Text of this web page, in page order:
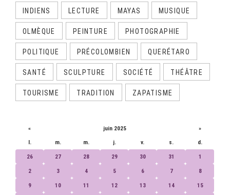
INDIENS LECTURE MAYAS MUSIQUE
OLMÈQUE PEINTURE PHOTOGRAPHIE
POLITIQUE PRÉCOLOMBIEN QUERÉTARO
SANTÉ SCULPTURE SOCIÉTÉ THÉÂTRE
TOURISME TRADITION ZAPATISME
« juin 2025 »
l. m. m. j. v. s. d.
26 27 28 29 30 31 1
2 3 4 5 6 7 8
9 10 11 12 13 14 15